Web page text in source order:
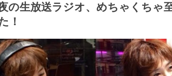
の生放送ラジオ、めちゃくちゃ
！